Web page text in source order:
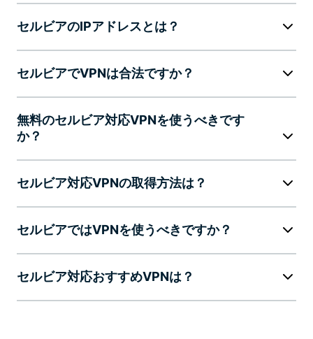
セルビアのIPアドレスとは？
セルビアでVPNは合法ですか？
無料のセルビア対応VPNを使うべきです
か？
セルビア対応VPNの取得方法は？
セルビアではVPNを使うべきですか？
セルビア対応おすすめVPNは？